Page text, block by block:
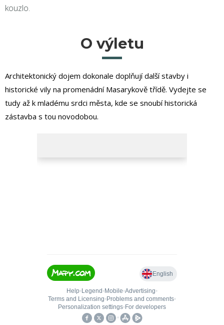
kouzlo.
O výletu
Architektonický dojem dokonale doplňují další stavby i
historické vily na promenádní Masarykově třídě. Vydejte se
tudy až k mladému srdci města, kde se snoubí historická
zástavba s tou novodobou.